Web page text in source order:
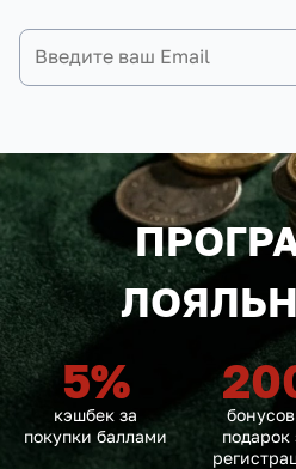
5%
кэшбек за
покупки баллами
подарок